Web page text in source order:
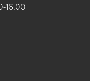
16.00